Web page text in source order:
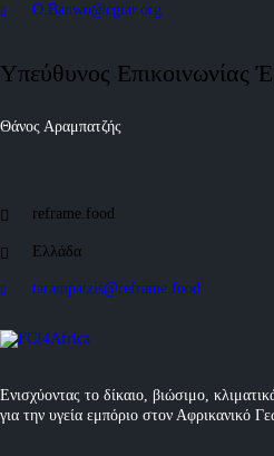
Ενισχύοντας το δίκαιο, βιώσιμο,
για την υγεία εμπόριο στον Αφρικανικό
O.Banwo@cgiar.org
Υπεύθυνος Επικοινωνίας
Θάνος Αραμπατζής
reframe.food
Ελλάδα
tarampatzis@reframe.food